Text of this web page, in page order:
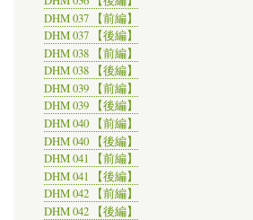
DHM 037 【前編】
DHM 037 【後編】
DHM 038 【前編】
DHM 038 【後編】
DHM 039 【前編】
DHM 039 【後編】
DHM 040 【前編】
DHM 040 【後編】
DHM 041 【前編】
DHM 041 【後編】
DHM 042 【前編】
DHM 042 【後編】